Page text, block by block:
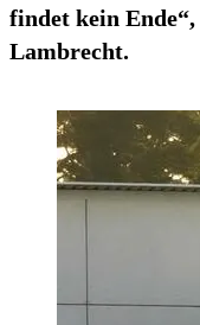
findet kein
Lambrecht.